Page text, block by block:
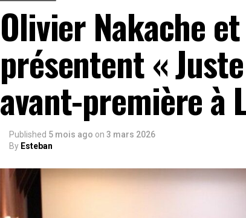
Olivier Nakache
présentent «
avant-première à
Published 5 mois ago on 3 mars 2026
By Esteban